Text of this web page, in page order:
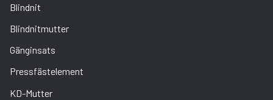
Blindnit
Blindnitmutter
Gänginsats
Pressfästelement
KD-Mutter